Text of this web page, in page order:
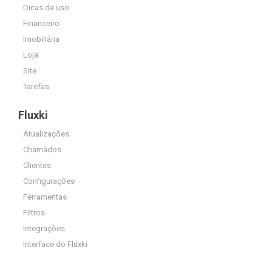
Dicas de uso
Financeiro
Imobiliária
Loja
Site
Tarefas
Fluxki
Atualizações
Chamados
Clientes
Configurações
Ferramentas
Filtros
Integrações
Interface do Fluxki